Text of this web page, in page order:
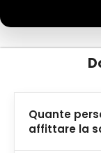
Quante
affittare la